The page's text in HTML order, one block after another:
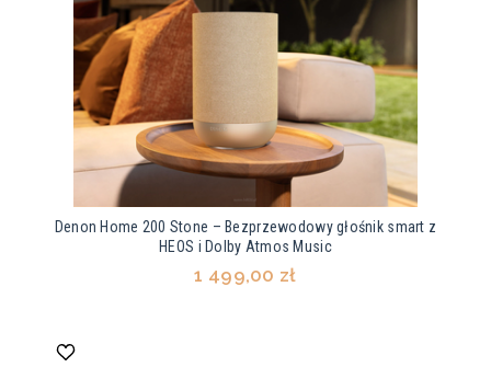
Denon Home 200 Stone – Bezprzewodowy głośnik smart z
HEOS i Dolby Atmos Music
1 499,00 zł